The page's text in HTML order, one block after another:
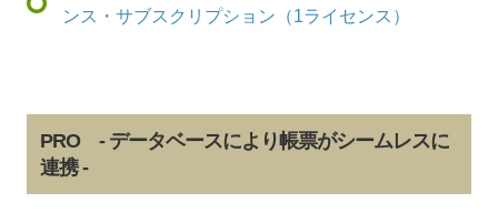
ンス・サブスクリプション（1ライセンス）
PRO - データベースにより帳票がシームレスに
連携 -